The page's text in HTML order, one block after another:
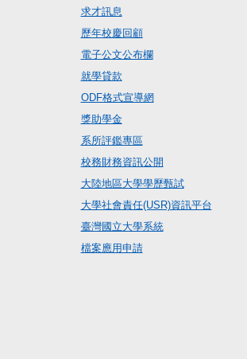
求才訊息
歷年校慶回顧
電子公文公布欄
就學貸款
ODF格式宣導網
獎助學金
系所評鑑專區
校務財務資訊公開
大陸地區大學學歷甄試
大學社會責任(USR)資訊平台
臺灣國立大學系統
檔案應用申請